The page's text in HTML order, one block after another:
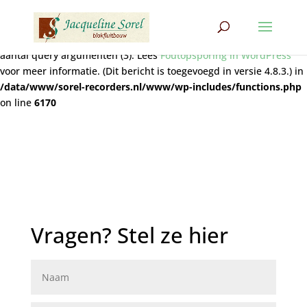
: Functie wpdb::prepare werd
aangeroepen. De
query bevat niet het juiste aantal plaatshouders (2) voor het
aantal query argumenten (3). LeesFoutopsporing in WordPress
voor meer informatie. (Dit bericht is toegevoegd in versie 4.8.3.) in
/data/www/sorel-recorders.nl/www/wp-includes/functions.php
on line 6170
Vragen? Stel ze hier